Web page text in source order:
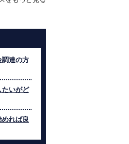
調達の方
たいがど
れば良